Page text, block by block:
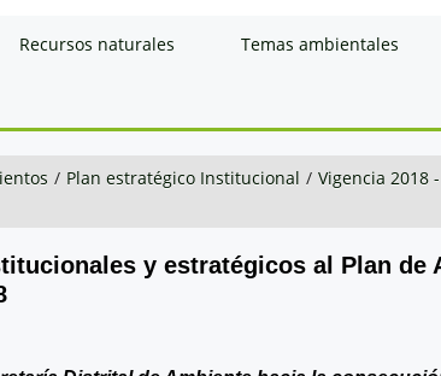
Recursos naturales Temas ambientales
/ Plan estratégico Institucional / Vigencia 2018
y estratégicos al Plan de